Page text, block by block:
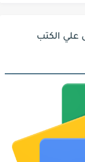
علي الكتب